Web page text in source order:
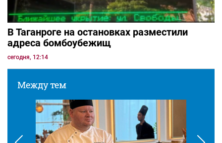
В Таганроге на остановках разместили
адреса бомбоубежищ
сегодня, 12:14
Между тем